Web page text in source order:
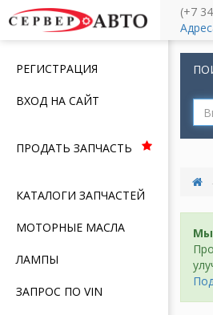
Меню
РЕГИСТРАЦИЯ
ВХОД НА САЙТ
ПРОДАТЬ ЗАПЧАСТЬ
КАТАЛОГИ ЗАПЧАСТЕЙ
МОТОРНЫЕ МАСЛА
ЛАМПЫ
ЗАПРОС ПО VIN
(+7
Мы